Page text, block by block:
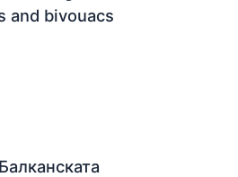
and bivouacs